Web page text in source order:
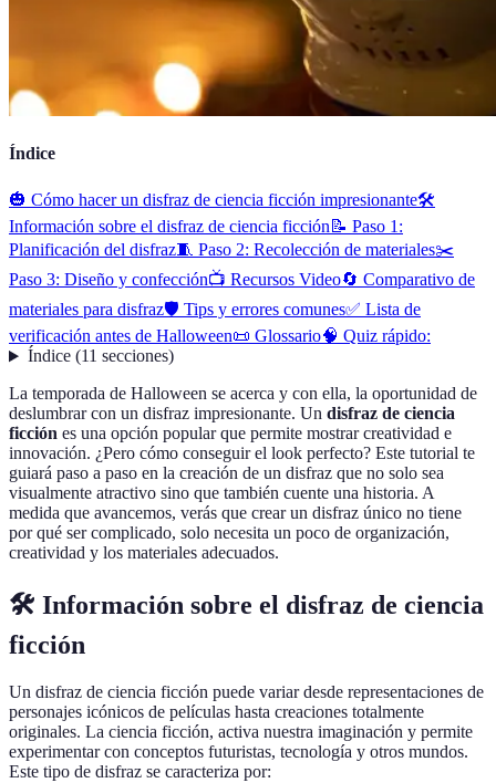
Índice
🎃 Cómo hacer un disfraz de ciencia ficción impresionante🛠️
Información sobre el disfraz de ciencia ficción📝 Paso 1:
Planificación del disfraz🧵 Paso 2: Recolección de materiales✂️
Paso 3: Diseño y confección📺 Recursos Video🔄 Comparativo de
materiales para disfraz🛡️ Tips y errores comunes✅ Lista de
verificación antes de Halloween📜 Glossario🧠 Quiz rápido:
Índice(11 secciones)
La temporada de Halloween se acerca y con ella, la oportunidad de
deslumbrar con un disfraz impresionante. Un disfraz de ciencia
ficción es una opción popular que permite mostrar creatividad e
innovación. ¿Pero cómo conseguir el look perfecto? Este tutorial te
guiará paso a paso en la creación de un disfraz que no solo sea
visualmente atractivo sino que también cuente una historia. A
medida que avancemos, verás que crear un disfraz único no tiene
por qué ser complicado, solo necesita un poco de organización,
creatividad y los materiales adecuados.
🛠️ Información sobre el disfraz de ciencia
ficción
Un disfraz de ciencia ficción puede variar desde representaciones de
personajes icónicos de películas hasta creaciones totalmente
originales. La ciencia ficción, activa nuestra imaginación y permite
experimentar con conceptos futuristas, tecnología y otros mundos.
Este tipo de disfraz se caracteriza por: